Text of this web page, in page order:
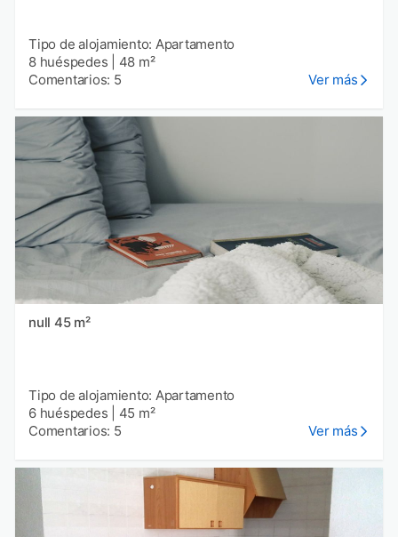
Tipo de alojamiento: Apartamento
8 huéspedes
48 m²
Comentarios: 5
Ver más
null 45 m²
Tipo de alojamiento: Apartamento
6 huéspedes
45 m²
Comentarios: 5
Ver más